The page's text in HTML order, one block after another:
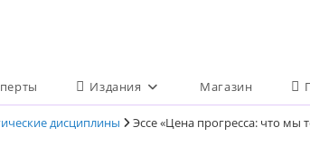
Издания Магазин
дисциплины Эссе «Цена прогресса: что мы